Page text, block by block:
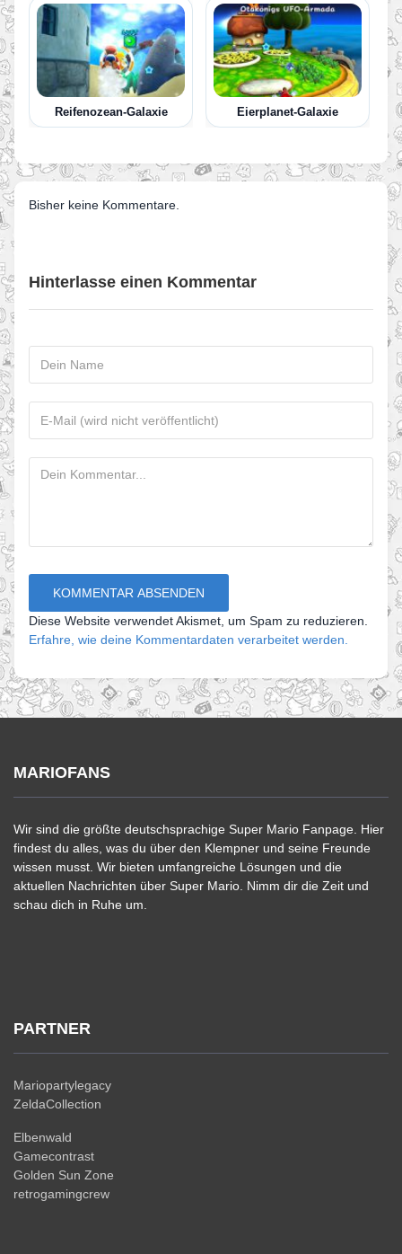
Reifenozean-Galaxie Eierplanet-Galaxie
Bisher keine Kommentare.
Hinterlasse einen Kommentar
Diese Website verwendet Akismet, um Spam zu reduzieren.
Erfahre, wie deine Kommentardaten verarbeitet werden.
MARIOFANS
Wir sind die größte deutschsprachige Super Mario Fanpage. Hier
findest du alles, was du über den Klempner und seine Freunde
wissen musst. Wir bieten umfangreiche Lösungen und die
aktuellen Nachrichten über Super Mario. Nimm dir die Zeit und
schau dich in Ruhe um.
PARTNER
Mariopartylegacy
ZeldaCollection
Elbenwald
Gamecontrast
Golden Sun Zone
retrogamingcrew